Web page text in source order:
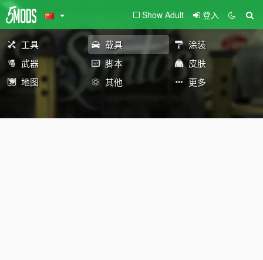
Show Adult 登入
工具 载具
涂装
武器
脚本
皮肤
地图
其他 更多